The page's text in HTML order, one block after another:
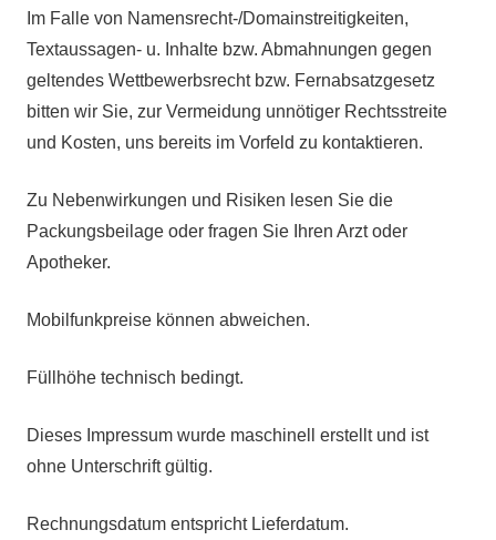
Im Falle von Namensrecht-/Domainstreitigkeiten,
Textaussagen- u. Inhalte bzw. Abmahnungen gegen
geltendes Wettbewerbsrecht bzw. Fernabsatzgesetz
bitten wir Sie, zur Vermeidung unnötiger Rechtsstreite
und Kosten, uns bereits im Vorfeld zu kontaktieren.
Zu Nebenwirkungen und Risiken lesen Sie die
Packungsbeilage oder fragen Sie Ihren Arzt oder
Apotheker.
Mobilfunkpreise können abweichen.
Füllhöhe technisch bedingt.
Dieses Impressum wurde maschinell erstellt und ist
ohne Unterschrift gültig.
Rechnungsdatum entspricht Lieferdatum.